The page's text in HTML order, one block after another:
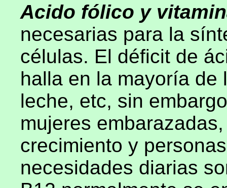
Acido fólico y
necesarias para la
células. El déficit de
halla en la mayoría de
leche, etc, sin
mujeres
crecimiento y
necesidades diarias